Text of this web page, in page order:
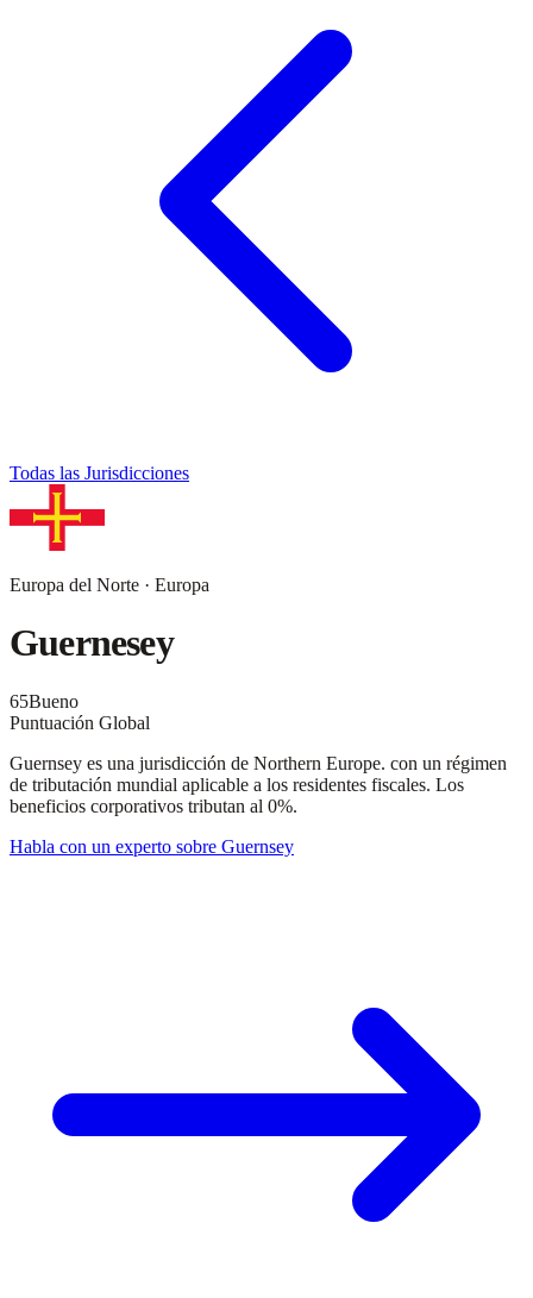
Todas las Jurisdicciones
Europa del Norte · Europa
Guernesey
65Bueno
Puntuación Global
Guernsey es una jurisdicción de Northern Europe. con un régimen
de tributación mundial aplicable a los residentes fiscales. Los
beneficios corporativos tributan al 0%.
Habla con un experto sobre Guernsey